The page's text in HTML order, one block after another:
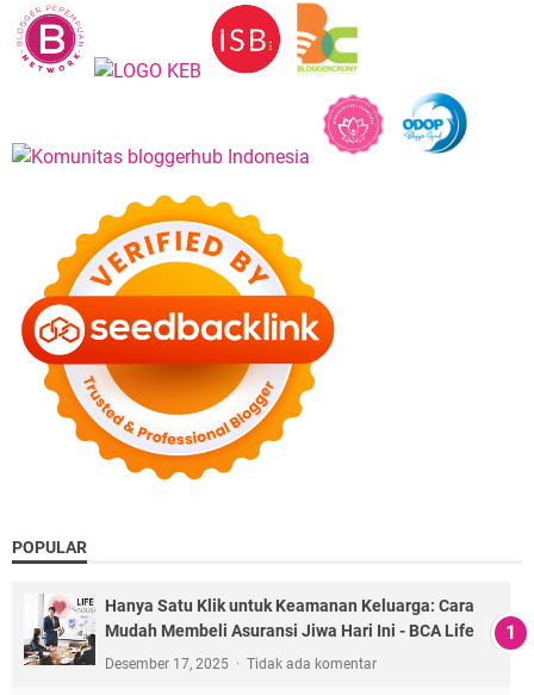
POPULAR
Hanya Satu Klik untuk Keamanan Keluarga: Cara
Mudah Membeli Asuransi Jiwa Hari Ini - BCA Life
Desember 17, 2025 Tidak ada komentar